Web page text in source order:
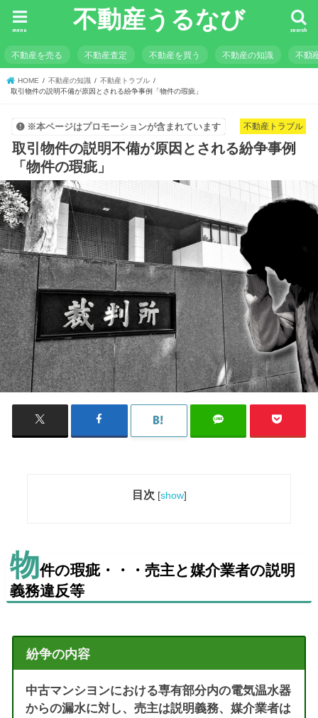
不動産うるなび search
menu
不動産を売る 不動産査定 不動産を買う 不動産の知識 不動
HOME 不動産の知識
不動産トラブル
取引物件の説明不備が原因とされる紛争事例「物件の瑕疵」
不動産トラブル
※本ページはプロモーションが含まれています
取引物件の説明不備が原因とされる紛争事例
「物件の瑕疵」
目次 [show]
物件の瑕疵・・・売主と媒介業者の説明
義務違反等
紛争の内容
中古マンシヨンにおける専有部分内の電気温水器
からの漏水に対し、売主は説明義務、媒介業者は